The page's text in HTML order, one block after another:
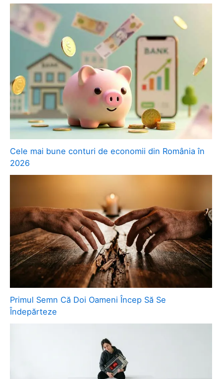
Cele mai bune conturi de economii din România în
2026
Primul Semn Că Doi Oameni Încep Să Se
Îndepărteze